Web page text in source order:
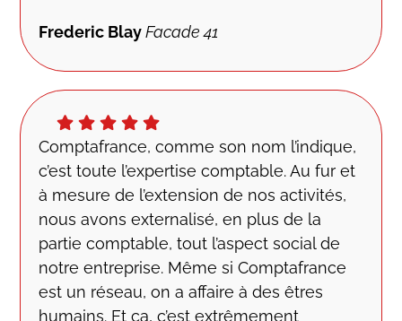
Frederic BlayFacade 41
Comptafrance, comme son nom l’indique,
c’est toute l’expertise comptable. Au fur et
à mesure de l’extension de nos activités,
nous avons externalisé, en plus de la
partie comptable, tout l’aspect social de
notre entreprise. Même si Comptafrance
est un réseau, on a affaire à des êtres
humains. Et ça, c’est extrêmement